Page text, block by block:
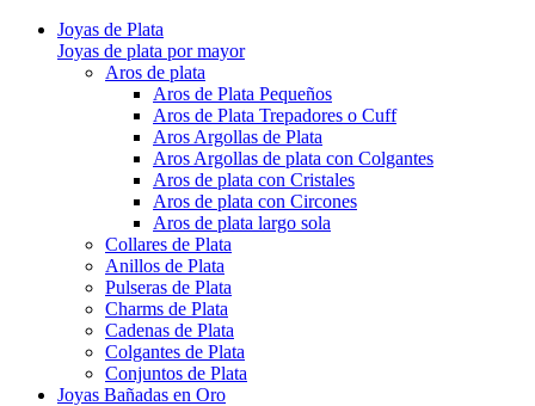
Joyas de Plata
Joyas de plata por mayor
Aros de plata
Aros de Plata Pequeños
Aros de Plata Trepadores o Cuff
Aros Argollas de Plata
Aros Argollas de plata con Colgantes
Aros de plata con Cristales
Aros de plata con Circones
Aros de plata largo sola
Collares de Plata
Anillos de Plata
Pulseras de Plata
Charms de Plata
Cadenas de Plata
Colgantes de Plata
Conjuntos de Plata
Joyas Bañadas en Oro